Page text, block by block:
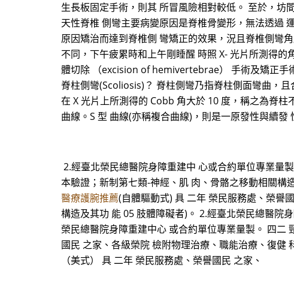
生長板固定手術，則其 所冒風險相對較低。 至於，
天性脊椎 側彎主要病變原因是脊椎骨變形，無法透過
原因矯治而達到脊椎側 彎矯正的效果，況且脊椎側彎
不同，下午疲累時和上午剛睡醒 時照 X- 光片所測得
體切除 （excision of hemivertebrae） 手術及矯正手
脊柱側彎(Scoliosis)？ 脊柱側彎乃指脊柱側面彎曲，
在 X 光片上所測得的 Cobb 角大於 10 度，稱之為脊
曲線。S 型 曲線(亦稱複合曲線)，則是一原發性與續發
2.經臺北榮民總醫院身障重建中 心或合約單位專業量
本驗證；新制第七類-神經、肌 肉、骨骼之移動相關
醫療護腕推薦(自體驅動式) 具 二年 榮民服務處、榮譽
構造及其功 能 05 肢體障礙者)。 2.經臺北榮民總醫院
榮民總醫院身障重建中心 或合約單位專業量製。 四二
國民 之家、各級榮院 檢附物理治療、職能治療、復健
（美式） 具 二年 榮民服務處、榮譽國民 之家、